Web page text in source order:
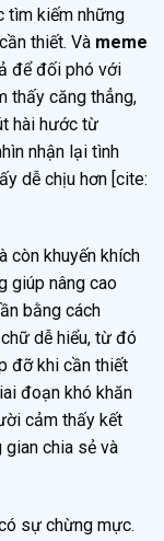
tìm kiếm những
thiết. Và meme
để đối phó với
thấy căng thẳng,
hài hước từ
nhận lại tình
dễ chịu hơn [cite:
còn khuyến khích
giúp nâng cao
bằng cách
dễ hiểu, từ đó
đỡ khi cần thiết
đoạn khó khăn
cảm thấy kết
gian chia sẻ và
sự chừng mực.